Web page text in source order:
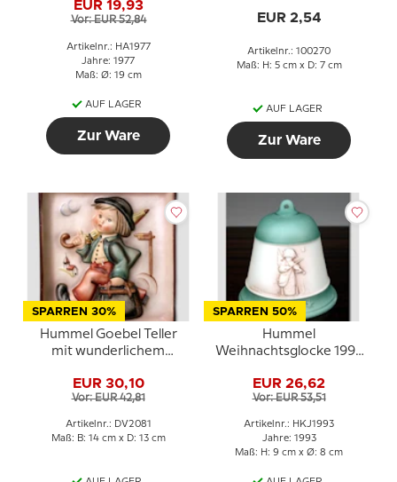
Vogel
EUR 19,93
Vor: EUR 52,84
Artikelnr.: HA1977
Jahre: 1977
Maß: Ø: 19 cm
AUF LAGER
Zur Ware
EUR 2,54
Artikelnr.: 100270
Maß: H: 5 cm x D: 7 cm
AUF LAGER
Zur Ware
SPARREN 30%
Hummel Goebel Teller
mit wunderlichem
Regenschirm
EUR 30,10
Vor: EUR 42,81
Artikelnr.: DV2081
Maß: B: 14 cm x D: 13 cm
SPARREN 50%
Hummel
Weihnachtsglocke 1993
EUR 26,62
Vor: EUR 53,51
Artikelnr.: HKJ1993
Jahre: 1993
Maß: H: 9 cm x Ø: 8 cm